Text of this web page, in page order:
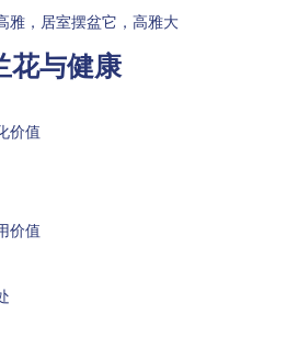
雅，居室摆盆它，高雅大
花与健康
价值
价值